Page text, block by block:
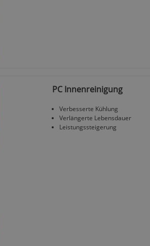
PC Innenreinigung
Verbesserte Kühlung
Verlängerte Lebensdauer
Leistungssteigerung